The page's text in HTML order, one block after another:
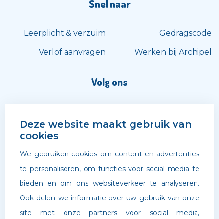
Snel naar
Leerplicht & verzuim
Verlof aanvragen
Gedragscode
Werken bij Archipel
Volg ons
Deze website maakt gebruik van
cookies
We gebruiken cookies om content en advertenties
te personaliseren, om functies voor social media te
bieden en om ons websiteverkeer te analyseren.
Ook delen we informatie over uw gebruik van onze
site met onze partners voor social media,